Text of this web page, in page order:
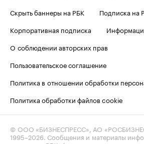
Скрыть баннеры на РБК
Подписка на
Корпоративная подписка
О соблюдении авторских прав
Пользовательское соглашение
Политика в отношении обработки
Политика обработки файлов cookie
© ООО «БИЗНЕСПРЕСС», АО
1995–2026. Сообщения и материалы